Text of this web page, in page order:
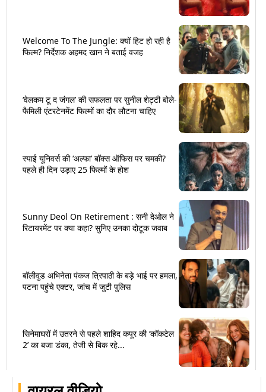
Welcome To The Jungle: क्यों हिट हो रही है
फिल्म? निर्देशक अहमद खान ने बताई वजह
‘वेलकम टू द जंगल’ की सफलता पर सुनील शेट्टी बोले-
फैमिली एंटरटेनमेंट फिल्मों का दौर लौटना चाहिए
स्पाई यूनिवर्स की ‘अल्फा’ बॉक्स ऑफिस पर चमकी?
पहले ही दिन उड़ाए 25 फिल्मों के होश
Sunny Deol On Retirement : सनी देओल ने
रिटायरमेंट पर क्या कहा? सुनिए उनका दोटूक जवाब
बॉलीवुड अभिनेता पंकज त्रिपाठी के बड़े भाई पर हमला,
पटना पहुंचे एक्टर, जांच में जुटी पुलिस
सिनेमाघरों में उतरने से पहले शाहिद कपूर की ‘कॉकटेल
2’ का बजा डंका, तेजी से बिक रहे...